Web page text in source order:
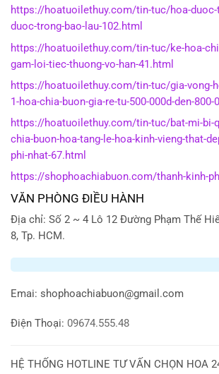
https://hoatuoilethuy.com/tin-tuc/hoa-duoc-
duoc-trong-bao-lau-102.html
https://hoatuoilethuy.com/tin-tuc/ke-hoa-
gam-loi-tiec-thuong-vo-han-41.html
https://hoatuoilethuy.com/tin-tuc/gia-vong-
1-hoa-chia-buon-gia-re-tu-500-000d-den-800-
https://hoatuoilethuy.com/tin-tuc/bat-mi-bi-
chia-buon-hoa-tang-le-hoa-kinh-vieng-that-
phi-nhat-67.html
https://shophoachiabuon.com/thanh-kinh-
VĂN PHÒNG ĐIỀU HÀNH
Địa chỉ: Số 2 ~ 4 Lô 12 Đường Phạm Thế
8, Tp. HCM.
Emai: shophoachiabuon@gmail.com
Điện Thoại: 09674.555.48
HỆ THỐNG HOTLINE TƯ VẤN CHỌN HOA